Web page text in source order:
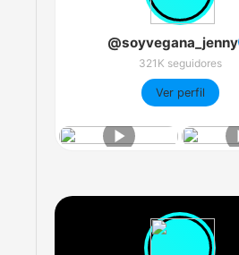
@soyvegana_jenny
321K seguidores
Ver perfil